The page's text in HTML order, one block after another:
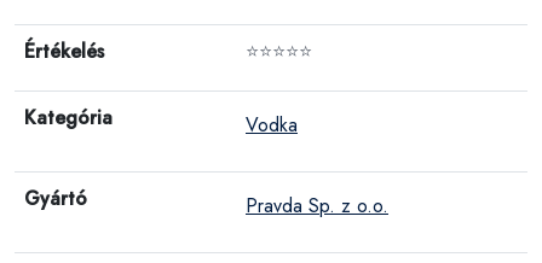
Értékelés ⭐⭐⭐⭐⭐
Kategória Vodka
Gyártó Pravda Sp. z o.o.